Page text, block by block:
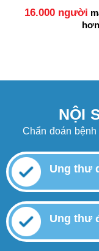
16.000 người
NỘI
Chẩn đoán
Ung thư
Ung thư